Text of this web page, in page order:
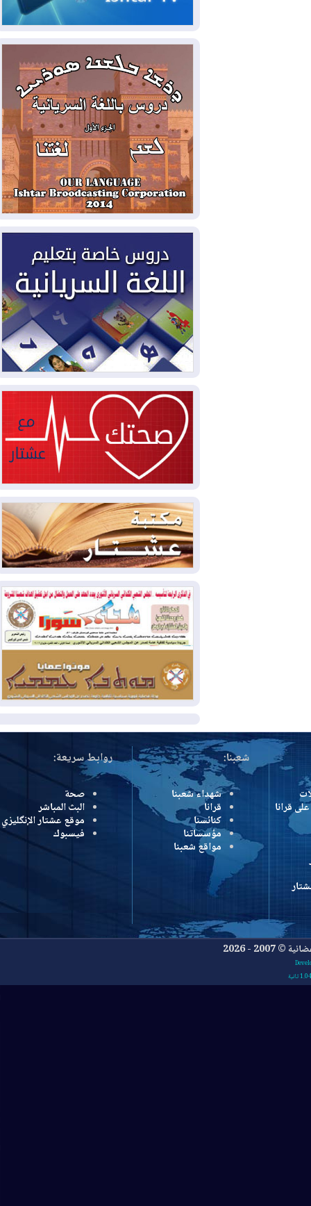
لمدة عام.. بدء توريد 100
مليون قدم مكعب يومياً من غاز كورمور في
إقليم كوردستان إلى وزارة الكهرباء العراقية
2026-08-05
15كارثة بيئية ومناخية ترسم
ملامح أخطر التحديات التي تواجه العراق
اليوم
2026-08-05
حرائق فرنسا.. توقيف 402
شخص بينهم 156 قاصرا منذ بداية موسم
الحرائق
2026-08-04سومو: إنتاج النفط في إقليم
كوردستان انخفض إلى أقل من 10%
ملفات حقبة الكاظمي تعود إلى
الواجهة.. أنباء عن مراجعات قضائية
وتحقيقات أوسع في قضايا فساد
2026-08-04بيترو يشكو تزوير الانتخابات
الرئاسية ويحذر من "حرب أهلية" في
كولومبيا
2026-08-03رئيس إقليم كوردستان في
2026-08-03
العراق يؤكد مجدداً التزامه
بمنع الهجمات على الدول المجاورة
2026-08-03
العجز والاقتراض يطوقان
المالية العراقية.. اقتراض يتجاوز 3 تريليونات
دينار!
2026-08-03كوبا تغرق في الظلام مجددا
وانهيار الشبكة الكهربائية
2026-08-03
أوامر بإجلاء 60 ألف شخص
بسبب الحرائق في ولاية واشنطن
2026-08-02
مشروع "حسابي" يُمهل
الموظفين حتى نهاية أغسطس لاستلام
بطاقاتهم المصرفية
2026-08-02دمشق وعمّان تحذران بغداد:
أي هجوم من أراضي العراق سيواجه برد
المزيد
شعبنا:
شهداء شعبنا
قرانا
كنائسنا
مؤسساتنا
مواقع شعبنا
روابط سريعة:
صحة
البث المباشر
موقع عشتار الإنگليزي
فيسبوك
2026